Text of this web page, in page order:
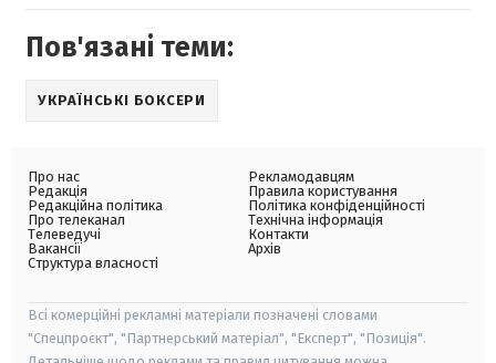
Пов'язані теми:
УКРАЇНСЬКІ БОКСЕРИ
Про нас
Редакція
Редакційна політика
Про телеканал
Телеведучі
Вакансії
Структура власності
Рекламодавцям
Правила користування
Політика конфіденційності
Технічна інформація
Контакти
Архів
Всі комерційні рекламні матеріали позначені словами
"Спецпроєкт", "Партнерський матеріал", "Експерт", "Позиція".